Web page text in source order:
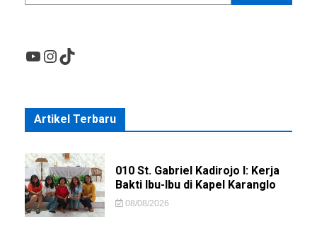
YouTube
Instagram
TikTok
Artikel Terbaru
010 St. Gabriel Kadirojo I: Kerja
Bakti Ibu-Ibu di Kapel Karanglo
08/08/2026